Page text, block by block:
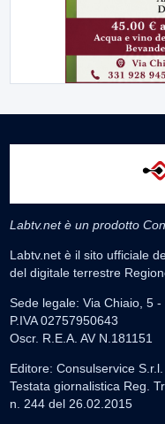
Labtv.net è un prodotto
Labtv.net è il sito ufficiale
del digitale terrestre
Sede legale: Via Chiaio, 5
P.IVA 02757950643
Oscr. R.E.A. AV N.181151
Editore: Consulservice S.r.l.
Testata giornalistica Reg.
n. 244 del 26.02.2015